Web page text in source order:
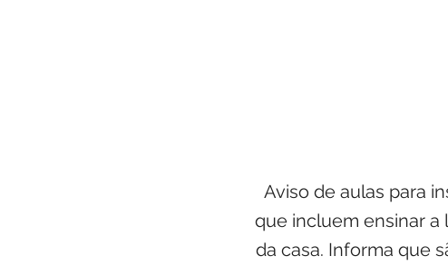
Aviso de aulas para
que incluem ensinar a
da casa. Informa que